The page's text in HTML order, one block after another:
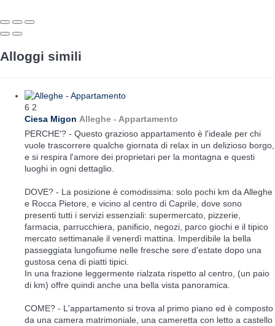
Alloggi simili
6 2
Ciesa Migon Alleghe - Appartamento
PERCHE'? - Questo grazioso appartamento è l'ideale per chi
vuole trascorrere qualche giornata di relax in un delizioso borgo,
e si respira l'amore dei proprietari per la montagna e questi
luoghi in ogni dettaglio.
DOVE? - La posizione è comodissima: solo pochi km da Alleghe
e Rocca Pietore, e vicino al centro di Caprile, dove sono
presenti tutti i servizi essenziali: supermercato, pizzerie,
farmacia, parrucchiera, panificio, negozi, parco giochi e il tipico
mercato settimanale il venerdì mattina. Imperdibile la bella
passeggiata lungofiume nelle fresche sere d'estate dopo una
gustosa cena di piatti tipici.
In una frazione leggermente rialzata rispetto al centro, (un paio
di km) offre quindi anche una bella vista panoramica.
COME? - L'appartamento si trova al primo piano ed è composto
da una camera matrimoniale, una cameretta con letto a castello